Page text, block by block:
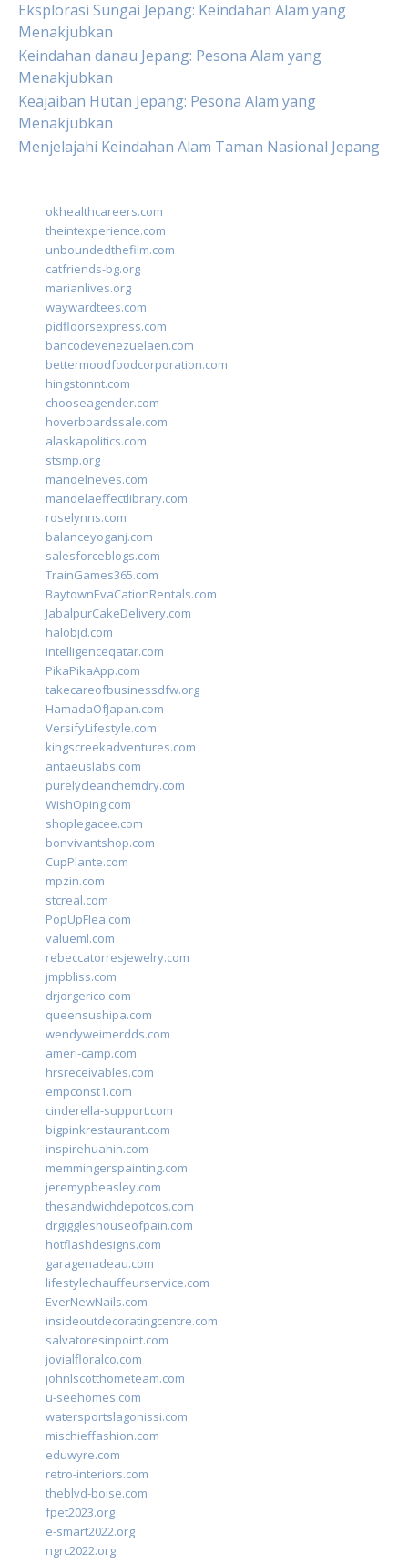
Eksplorasi Sungai Jepang: Keindahan Alam yang
Menakjubkan
Keindahan danau Jepang: Pesona Alam yang
Menakjubkan
Keajaiban Hutan Jepang: Pesona Alam yang
Menakjubkan
Menjelajahi Keindahan Alam Taman Nasional Jepang
okhealthcareers.com
theintexperience.com
unboundedthefilm.com
catfriends-bg.org
marianlives.org
waywardtees.com
pidfloorsexpress.com
bancodevenezuelaen.com
bettermoodfoodcorporation.com
hingstonnt.com
chooseagender.com
hoverboardssale.com
alaskapolitics.com
stsmp.org
manoelneves.com
mandelaeffectlibrary.com
roselynns.com
balanceyoganj.com
salesforceblogs.com
TrainGames365.com
BaytownEvaCationRentals.com
JabalpurCakeDelivery.com
halobjd.com
intelligenceqatar.com
PikaPikaApp.com
takecareofbusinessdfw.org
HamadaOfJapan.com
VersifyLifestyle.com
kingscreekadventures.com
antaeuslabs.com
purelycleanchemdry.com
WishOping.com
shoplegacee.com
bonvivantshop.com
CupPlante.com
mpzin.com
stcreal.com
PopUpFlea.com
valueml.com
rebeccatorresjewelry.com
jmpbliss.com
drjorgerico.com
queensushipa.com
wendyweimerdds.com
ameri-camp.com
hrsreceivables.com
empconst1.com
cinderella-support.com
bigpinkrestaurant.com
inspirehuahin.com
memmingerspainting.com
jeremypbeasley.com
thesandwichdepotcos.com
drgiggleshouseofpain.com
hotflashdesigns.com
garagenadeau.com
lifestylechauffeurservice.com
EverNewNails.com
insideoutdecoratingcentre.com
salvatoresinpoint.com
jovialfloralco.com
johnlscotthometeam.com
u-seehomes.com
watersportslagonissi.com
mischieffashion.com
eduwyre.com
retro-interiors.com
theblvd-boise.com
fpet2023.org
e-smart2022.org
ngrc2022.org